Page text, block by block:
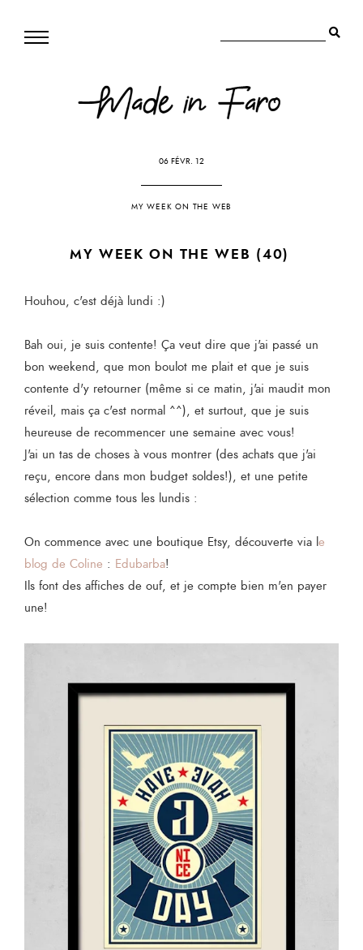
06 FÉVR. 12
MY WEEK ON THE WEB
MY WEEK ON THE WEB (40)
Houhou, c'est déjà lundi :)
Bah oui, je suis contente! Ça veut dire que j'ai passé un
bon weekend, que mon boulot me plait et que je suis
contente d'y retourner (même si ce matin, j'ai maudit mon
réveil, mais ça c'est normal ^^), et surtout, que je suis
heureuse de recommencer une semaine avec vous!
J'ai un tas de choses à vous montrer (des achats que j'ai
reçu, encore dans mon budget soldes!), et une petite
sélection comme tous les lundis :
On commence avec une boutique Etsy, découverte via le
blog de Coline : Edubarba!
Ils font des affiches de ouf, et je compte bien m'en payer
une!